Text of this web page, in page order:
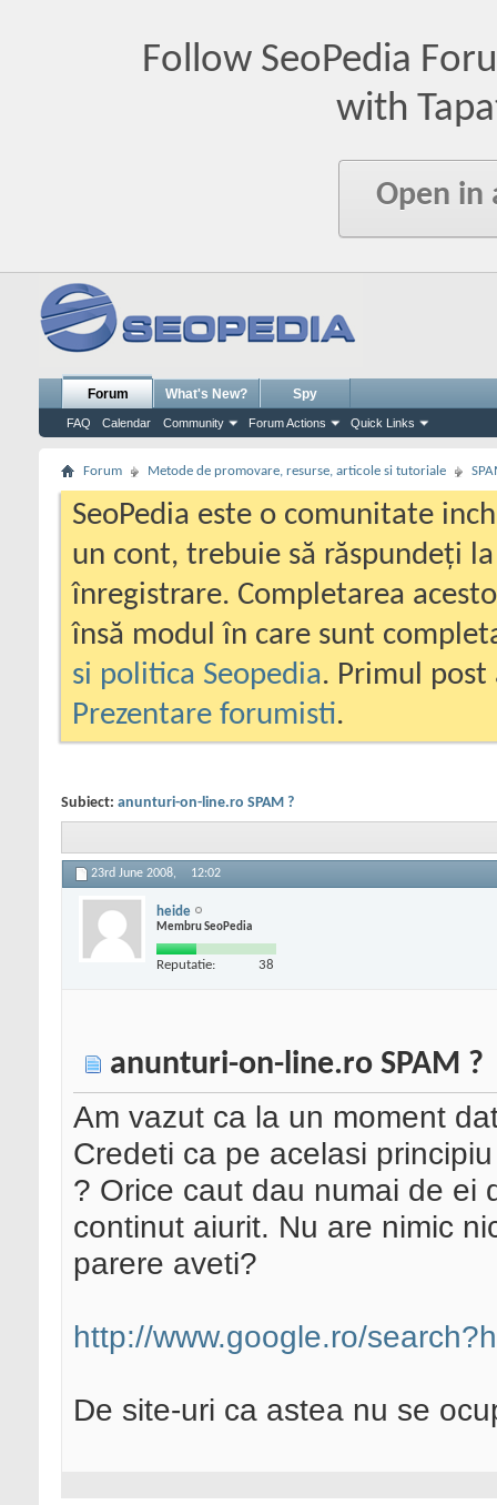
Follow SeoPedia
with
Open in
Forum
FAQ Calendar Community Forum Actions Quick Links
What's New? Spy
Forum Metode de promovare, resurse, articole si tutoriale
SeoPedia este o comunitate
un cont, trebuie să răspundeți
înregistrare. Completarea
însă modul în care sunt
si politica Seopedia. Primul
Prezentare forumisti.
Subiect: anunturi-on-line.ro SPAM ?
23rd June 2008, 12:02
heide
Membru SeoPedia
Reputatie: 38
anunturi-on-line.ro SPAM ?
Am vazut ca la un moment
Credeti ca pe acelasi
? Orice caut dau numai de ei
continut aiurit. Nu are nimic
parere aveti?
http://www.google.ro/
De site-uri ca astea nu se